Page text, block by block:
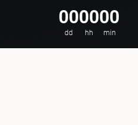
00
dd
00
hh
00
min